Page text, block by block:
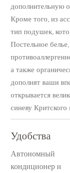
дополнительную
Кроме того, из
тип подушек,
Постельное
а также
дополнят ваши
открывается
синеву
Удобства
Автономный
кондиционер и